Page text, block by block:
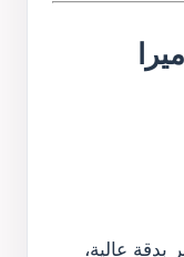
بدقة عالية،